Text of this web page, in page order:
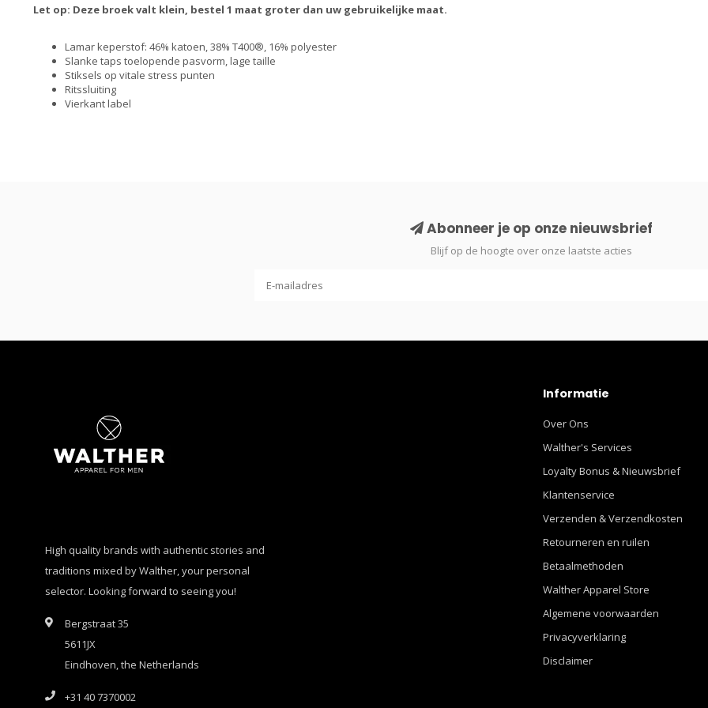
Let op: Deze broek valt klein, bestel 1 maat groter dan uw gebruikelijke maat.
Lamar keperstof: 46% katoen, 38% T400®, 16% polyester
Slanke taps toelopende pasvorm, lage taille
Stiksels op vitale stress punten
Ritssluiting
Vierkant label
Abonneer je op onze nieuwsbrief
Blijf op de hoogte over onze laatste acties
High quality brands with authentic stories and
traditions mixed by Walther, your personal
selector. Looking forward to seeing you!
Bergstraat 35
5611JX
Eindhoven, the Netherlands
+31 40 7370002
Informatie
Over Ons
Walther's Services
Loyalty Bonus & Nieuwsbrief
Klantenservice
Verzenden & Verzendkosten
Retourneren en ruilen
Betaalmethoden
Walther Apparel Store
Algemene voorwaarden
Privacyverklaring
Disclaimer